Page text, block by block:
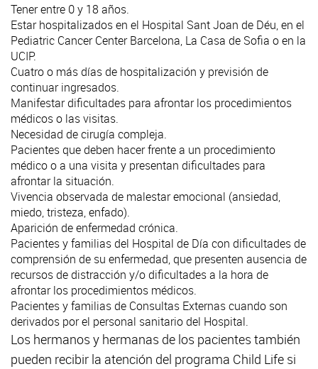
Tener entre 0 y 18 años.
Estar hospitalizados en el Hospital Sant Joan de Déu, en el
Pediatric Cancer Center Barcelona, La Casa de Sofia o en la
UCIP.
Cuatro o más días de hospitalización y previsión de
continuar ingresados.
Manifestar dificultades para afrontar los procedimientos
médicos o las visitas.
Necesidad de cirugía compleja.
Pacientes que deben hacer frente a un procedimiento
médico o a una visita y presentan dificultades para
afrontar la situación.
Vivencia observada de malestar emocional (ansiedad,
miedo, tristeza, enfado).
Aparición de enfermedad crónica.
Pacientes y familias del Hospital de Día con dificultades de
comprensión de su enfermedad, que presenten ausencia de
recursos de distracción y/o dificultades a la hora de
afrontar los procedimientos médicos.
Pacientes y familias de Consultas Externas cuando son
derivados por el personal sanitario del Hospital.
Los hermanos y hermanas de los pacientes también
pueden recibir la atención del programa Child Life si